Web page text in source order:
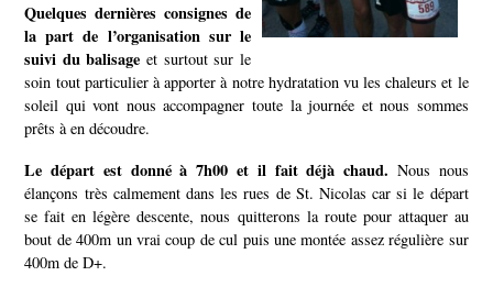
Quelques dernières consignes de
la part de l’organisation sur le
suivi du balisage et surtout sur le
soin tout particulier à apporter à notre hydratation vu les chaleurs et le
soleil qui vont nous accompagner toute la journée et nous sommes
prêts à en découdre.
Le départ est donné à 7h00 et il fait déjà chaud. Nous nous
élançons très calmement dans les rues de St. Nicolas car si le départ
se fait en légère descente, nous quitterons la route pour attaquer au
bout de 400m un vrai coup de cul puis une montée assez régulière sur
400m de D+.